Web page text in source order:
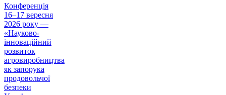
Конференція
16–17 вересня
2026 року —
«Науково-
інноваційний
розвиток
агровиробництва
як запорука
продовольчої
безпеки